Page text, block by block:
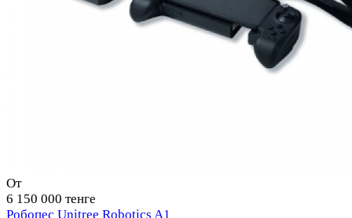
От
6 150 000 тенге
Робопес Unitree Robotics A1